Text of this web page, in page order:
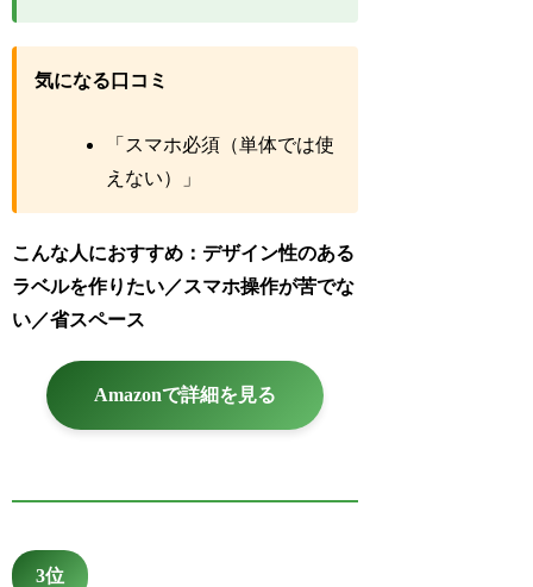
気になる口コミ
「スマホ必須（単体では使
えない）」
こんな人におすすめ：デザイン性のある
ラベルを作りたい／スマホ操作が苦でな
い／省スペース
Amazonで詳細を見る
3位